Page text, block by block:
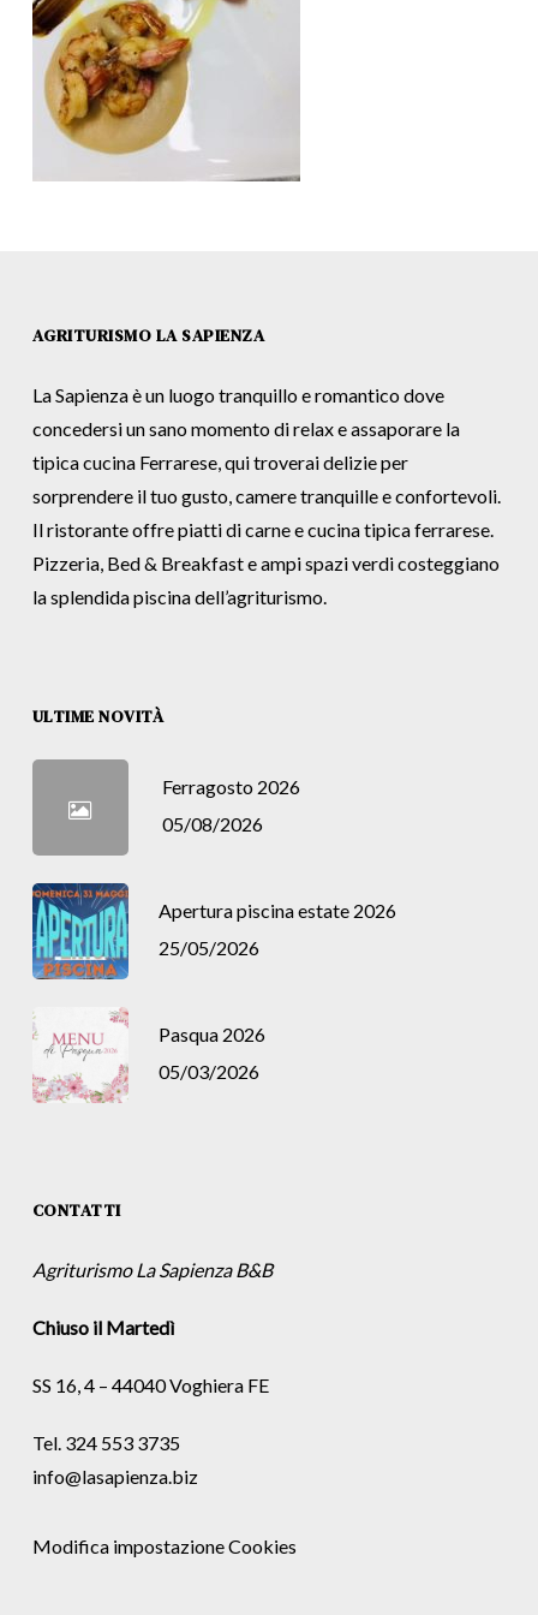
AGRITURISMO LA SAPIENZA
La Sapienza è un luogo tranquillo e romantico dove
concedersi un sano momento di relax e assaporare la
tipica cucina Ferrarese, qui troverai delizie per
sorprendere il tuo gusto, camere tranquille e confortevoli.
Il ristorante offre piatti di carne e cucina tipica ferrarese.
Pizzeria, Bed & Breakfast e ampi spazi verdi costeggiano
la splendida piscina dell’agriturismo.
ULTIME NOVITÀ
Ferragosto 2026
05/08/2026
Apertura piscina estate 2026
25/05/2026
Pasqua 2026
05/03/2026
CONTATTI
Agriturismo La Sapienza B&B
Chiuso il Martedì
SS 16, 4 – 44040 Voghiera FE
Tel. 324 553 3735
info@lasapienza.biz
Modifica impostazione Cookies